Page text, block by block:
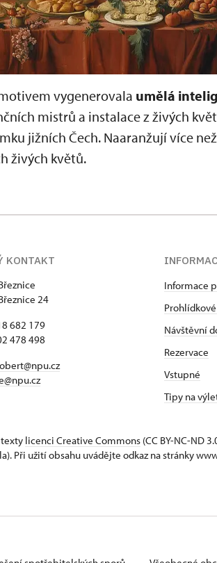
vygenerovala umělá
mistrů a instalace z živých
jižních Čech. Naaranžují více
živých květů.
KONTAKT
24
682 179
478 498
Informace
Návštěvní
Rezervace
Vstupné
Tipy na
licenci Creative Commons (CC BY-NC-ND
Při užití obsahu uvádějte odkaz na stránky